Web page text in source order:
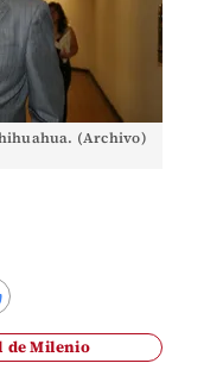
(Archivo)
de Milenio